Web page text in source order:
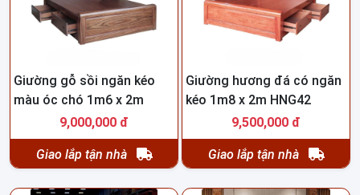
Giường gỗ sồi ngăn kéo
màu óc chó 1m6 x 2m
9,000,000 đ
Giao lắp tận nhà
Giường hương đá có ngăn
kéo 1m8 x 2m HNG42
9,500,000 đ
Giao lắp tận nhà